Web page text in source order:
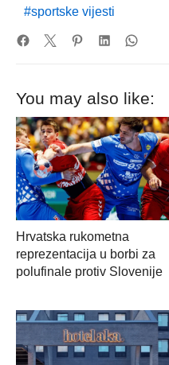
sportske vijesti
You may also like:
Hrvatska rukometna
reprezentacija u borbi za
polufinale protiv Slovenije